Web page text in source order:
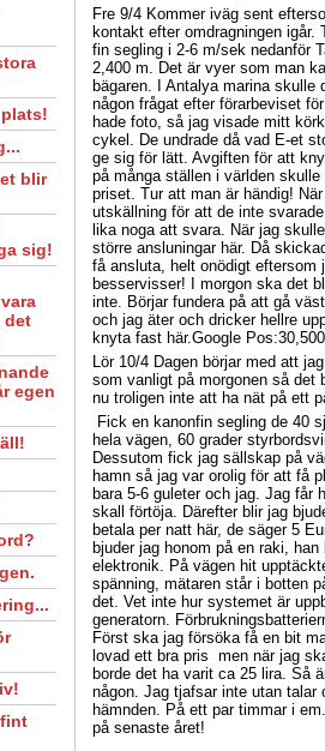
blir
sig!
det
egen
fint
Fre 9/4 Kommer iväg sent
kontakt efter omdragningen
fin segling i 2-6 m/sek nedanför
2,400 m. Det är vyer som man
bägaren. I Antalya marina skulle
någon frågat efter förarbeviset
hade foto, så jag visade mitt
cykel. De undrade då vad E-et
ge sig för lätt. Avgiften för att
på många ställen i världen
priset. Tur att man är händig!
utskällning för att de inte
lika noga att svara. När jag
större ansluningar här. Då
få ansluta, helt onödigt
besservisser! I morgon ska det
inte. Börjar fundera på att gå
och jag äter och dricker hellre
knyta fast här.Google
Lör 10/4 Dagen börjar med att
som vanligt på morgonen så det
nu troligen inte att ha nät på ett
Fick en kanonfin segling de 40
hela vägen, 60 grader
Dessutom fick jag sällskap på
hamn så jag var orolig för att få
bara 5-6 guleter och jag. Jag får
skall förtöja. Därefter blir jag
betala per natt här, de säger 5
bjuder jag honom på en raki,
elektronik. På vägen hit
spänning, mätaren står i botten
det. Vet inte hur systemet är
generatorn.
Först ska jag försöka få en bit
lovad ett bra pris men när jag
borde det ha varit ca 25 lira. Så
någon. Jag tjafsar inte utan
hämnden. På ett par timmar i
på senaste året!